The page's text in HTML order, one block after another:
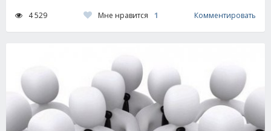
4 529 Мне нравится 1 Комментировать